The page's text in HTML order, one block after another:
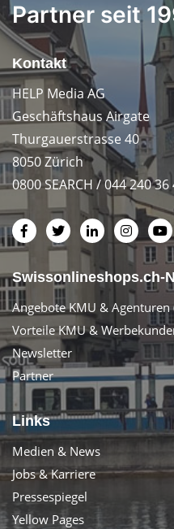
Partner seit
Kontakt
HELP Media AG
Geschäftshaus Airgate
Thurgauerstrasse 40
8050 Zürich
0800 SEARCH / 044 240 36
Swissonlineshops.ch-
Angebote KMU & Agenturen
Vorteile KMU &
Newsletter
Partner
Links
Medien & News
Jobs & Karriere
Pressespiegel
Yellow Pages